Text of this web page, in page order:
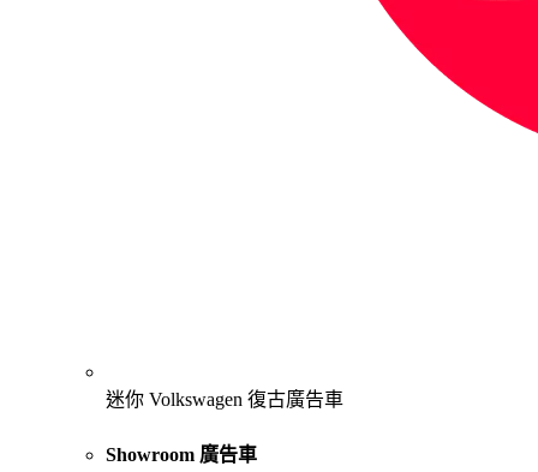
迷你 Volkswagen 復古廣告車
Showroom 廣告車